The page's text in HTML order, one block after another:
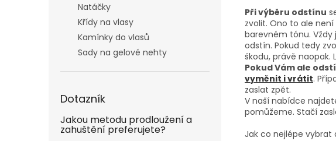
Natáčky
Křídy na vlasy
Kamínky do vlasů
Sady na gelové nehty
Dotazník
Jakou metodu prodloužení a
zahuštění preferujete?
Při výběru odstínu
zvolit. Ono to ale
barevném tónu.
odstín. Pokud tedy
škodu, právě
Pokud Vám ale
vyměnit i vrátit.
zaslat zpět.
V naší nabídce
pomůžeme. Stačí
Jak co nejlépe vybrat